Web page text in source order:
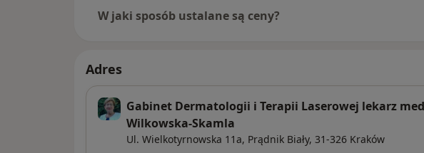
W jaki sposób ustalane są ceny?
Adres
Gabinet Dermatologii i Terapii Laserowej lekarz
Wilkowska-Skamla
Ul. Wielkotyrnowska 11a, Prądnik Biały, 31-326 Kraków